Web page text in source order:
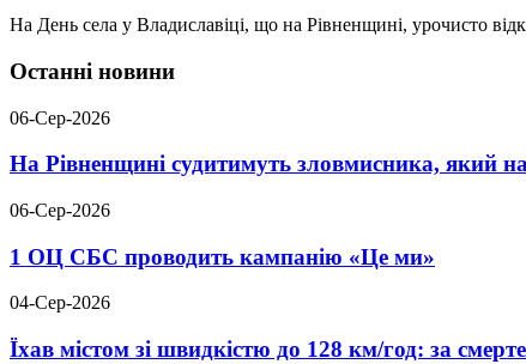
На День села у Владиславіці, що на Рівненщині, урочисто
Останні новини
06-Сер-2026
На Рівненщині судитимуть зловмисника, який
06-Сер-2026
1 ОЦ СБС проводить кампанію «Це ми»
04-Сер-2026
Їхав містом зі швидкістю до 128 км/год: за